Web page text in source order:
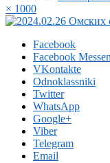
× 1000
Facebook
Facebook
VKontakte
Odnoklassniki
Twitter
WhatsApp
Google+
Viber
Telegram
Email